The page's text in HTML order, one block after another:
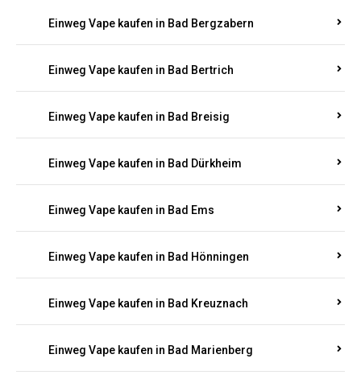
Einweg Vape kaufen in Bad Bergzabern
Einweg Vape kaufen in Bad Bertrich
Einweg Vape kaufen in Bad Breisig
Einweg Vape kaufen in Bad Dürkheim
Einweg Vape kaufen in Bad Ems
Einweg Vape kaufen in Bad Hönningen
Einweg Vape kaufen in Bad Kreuznach
Einweg Vape kaufen in Bad Marienberg